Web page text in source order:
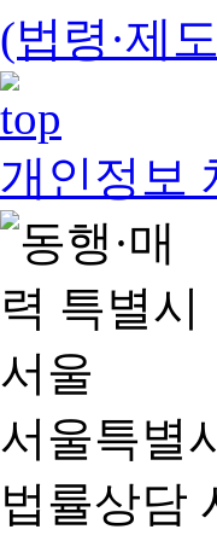
(법령·제
개인정보
서울특별
법률상담